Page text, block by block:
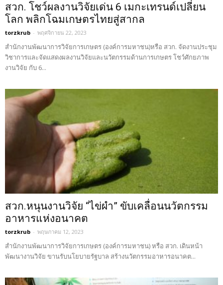
สวก. โชว์ผลงานวิจัยเด่น 6 เมกะเทรนด์เปลี่ยน
โลก พลิกโฉมเกษตรไทยสู่สากล
torzkrub - พฤศจิกายน 22, 2023
สำนักงานพัฒนาการวิจัยการเกษตร (องค์การมหาชน)หรือ สวก. จัดงานประชุม
วิชาการและจัดแสดงผลงานวิจัยและนวัตกรรมด้านการเกษตร โชว์ศักยภาพ
งานวิจัย กับ 6...
สวก.หนุนงานวิจัย “ไข่ผำ” ขับเคลื่อนนวัตกรรม
อาหารแห่งอนาคต
torzkrub - พฤษภาคม 12, 2023
สำนักงานพัฒนาการวิจัยการเกษตร (องค์การมหาชน) หรือ สวก. เดินหน้า
พัฒนางานวิจัย ขานรับนโยบายรัฐบาล สร้างนวัตกรรมอาหารอนาคต...